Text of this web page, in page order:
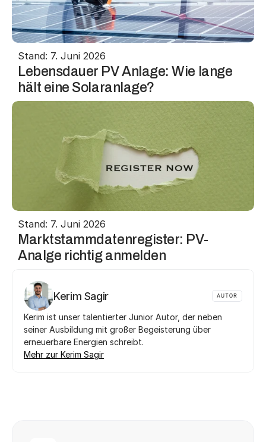
Stand: 7. Juni 2026
Lebensdauer PV Anlage: Wie lange
hält eine Solaranlage?
Stand: 7. Juni 2026
Marktstammdatenregister: PV-
Analge richtig anmelden
Kerim Sagir AUTOR
Kerim ist unser talentierter Junior Autor, der neben
seiner Ausbildung mit großer Begeisterung über
erneuerbare Energien schreibt.
Mehr zur Kerim Sagir